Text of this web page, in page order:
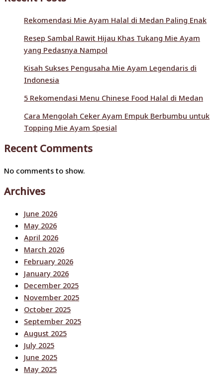
Rekomendasi Mie Ayam Halal di Medan Paling Enak
Resep Sambal Rawit Hijau Khas Tukang Mie Ayam
yang Pedasnya Nampol
Kisah Sukses Pengusaha Mie Ayam Legendaris di
Indonesia
5 Rekomendasi Menu Chinese Food Halal di Medan
Cara Mengolah Ceker Ayam Empuk Berbumbu untuk
Topping Mie Ayam Spesial
Recent Comments
No comments to show.
Archives
June 2026
May 2026
April 2026
March 2026
February 2026
January 2026
December 2025
November 2025
October 2025
September 2025
August 2025
July 2025
June 2025
May 2025